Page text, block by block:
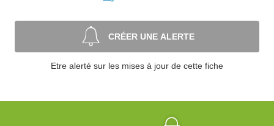
CRÉER UNE ALERTE
Etre alerté sur les mises à jour de cette fiche